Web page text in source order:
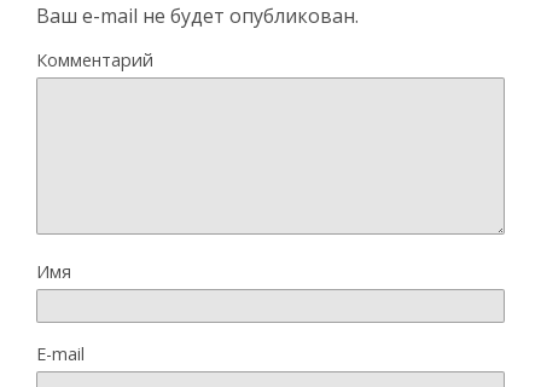
Ваш e-mail не будет опубликован.
Комментарий
Имя
E-mail